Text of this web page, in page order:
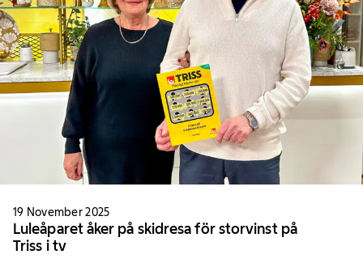
19 November 2025
Luleåparet åker på skidresa för storvinst på
Triss i tv